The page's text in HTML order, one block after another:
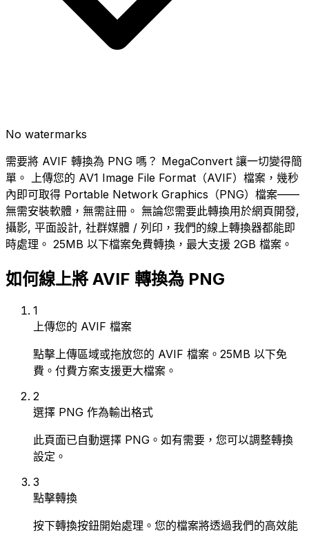
No watermarks
需要將 AVIF 轉換為 PNG 嗎？ MegaConvert 讓一切變得簡
單。 上傳您的 AV1 Image File Format（AVIF）檔案，幾秒
內即可取得 Portable Network Graphics（PNG）檔案——
無需安裝軟體，無需註冊。 無論您需要此轉換用於網頁開發,
攝影, 平面設計, 社群媒體 / 列印，我們的線上轉換器都能即
時處理。 25MB 以下檔案免費轉換，最大支援 2GB 檔案。
如何線上將 AVIF 轉換為 PNG
1
上傳您的 AVIF 檔案
點擊上傳區域或拖放您的 AVIF 檔案。25MB 以下免
費。付費方案支援更大檔案。
2
選擇 PNG 作為輸出格式
此頁面已自動選擇 PNG。如有需要，您可以調整轉換
設定。
3
點擊轉換
按下轉換按鈕開始處理。您的檔案將透過我們的高效能